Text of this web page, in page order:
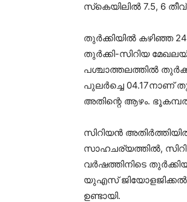
സ്‌കെയിലിൽ 7.5, 6
തുർക്കിയിൽ കഴിഞ്ഞ
തുർക്കി-സിറിയ
പശ്ചാത്തലത്തിൽ
പുലർച്ചെ 04.17നാണ്
അതിന്റെ ആഴം.
സിറിയൻ
സാഹചര്യത്തിൽ,
വർഷത്തിനിടെ
യുഎസ് ജിയോളജിക്കൽ
ഉണ്ടായി.